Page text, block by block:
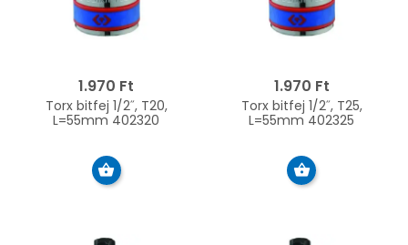
1.970 Ft
Torx bitfej 1/2˝, T20,
L=55mm 402320
1.970 Ft
Torx bitfej 1/2˝, T25,
L=55mm 402325